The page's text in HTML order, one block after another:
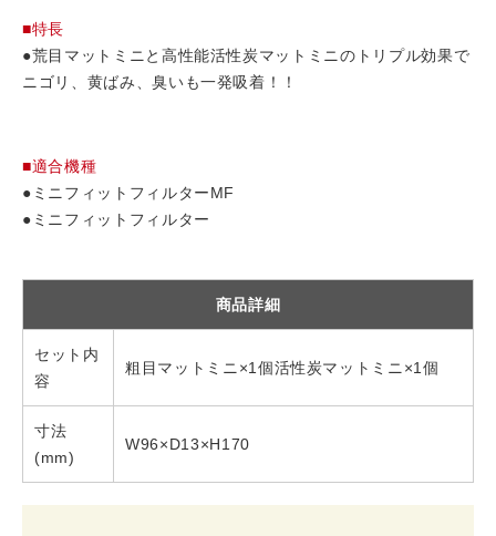
■特長
●荒目マットミニと高性能活性炭マットミニのトリプル効果で
ニゴリ、黄ばみ、臭いも一発吸着！！
■適合機種
●ミニフィットフィルターMF
●ミニフィットフィルター
商品詳細
セット内
容
粗目マットミニ×1個活性炭マットミニ×1個
寸法
(mm)
W96×D13×H170